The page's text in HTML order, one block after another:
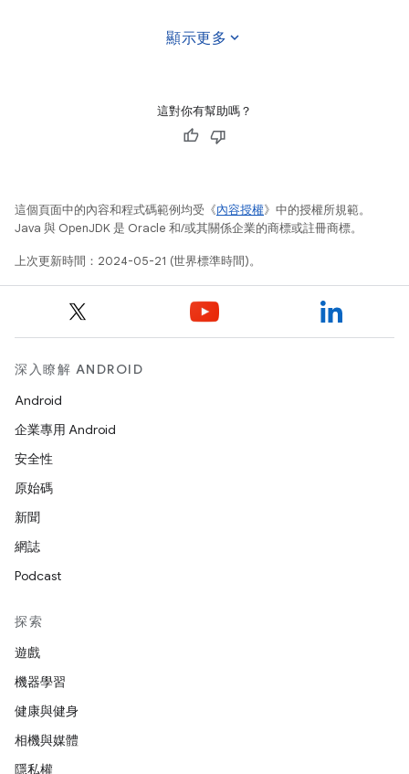
者。 在 Android 7.0 之前，Android
顯示更多 expand_more
這對你有幫助嗎？
這個頁面中的內容和程式碼範例均受《內容授權》中的授權所規範。
Java 與 OpenJDK 是 Oracle 和/或其關係企業的商標或註冊商標。
上次更新時間：2024-05-21 (世界標準時間)。
深入瞭解 ANDROID
Android
企業專用 Android
安全性
原始碼
新聞
網誌
Podcast
探索
遊戲
機器學習
健康與健身
相機與媒體
隱私權